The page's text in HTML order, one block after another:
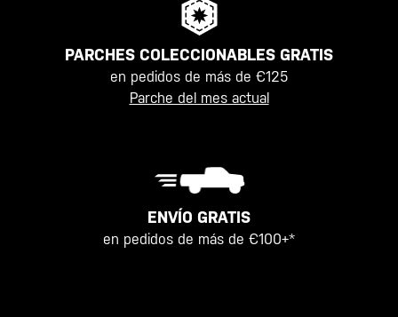
PARCHES COLECCIONABLES GRATIS
en pedidos de más de €125
Parche del mes actual
ENVÍO GRATIS
en pedidos de más de €100+*